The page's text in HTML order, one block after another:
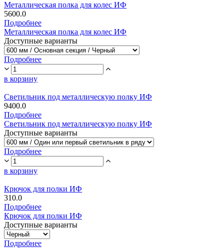
Металлическая полка для колес ИФ
5600.0
Подробнее
Металлическая полка для колес ИФ
Доступные варианты
Подробнее
в корзину
Светильник под металлическую полку ИФ
9400.0
Подробнее
Светильник под металлическую полку ИФ
Доступные варианты
Подробнее
в корзину
Крючок для полки ИФ
310.0
Подробнее
Крючок для полки ИФ
Доступные варианты
Подробнее